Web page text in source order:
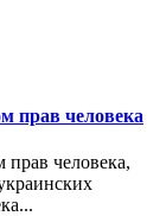
прав человека
человека,